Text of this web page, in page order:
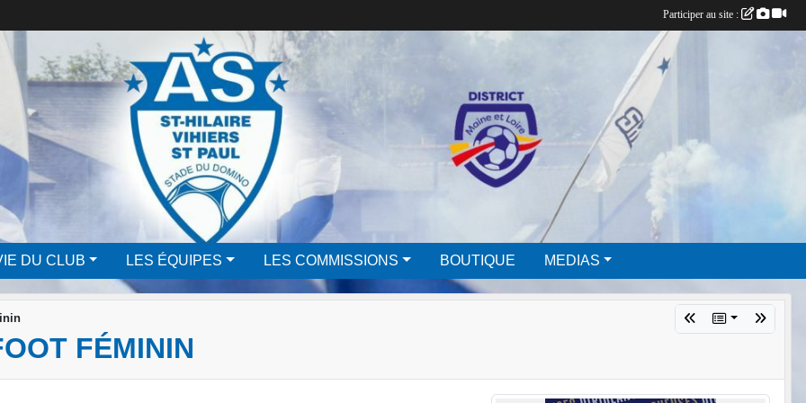
DU CLUB LES ÉQUIPES LES COMMISSIONS BOUTIQUE MEDIAS
FÉMININ
Participer au site :